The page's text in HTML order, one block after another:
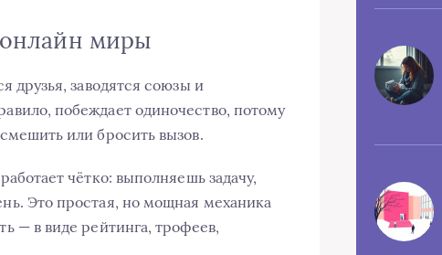
миры
друзья, заводятся союзы и
побеждает одиночество, потому
или бросить вызов.
чётко: выполняешь задачу,
Это простая, но мощная механика
— в виде рейтинга, трофеев,